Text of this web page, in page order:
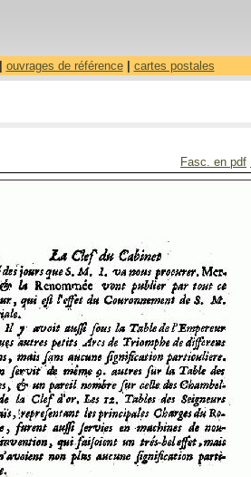
ouvrages de référence| cartes postales
Fasc. en pdf